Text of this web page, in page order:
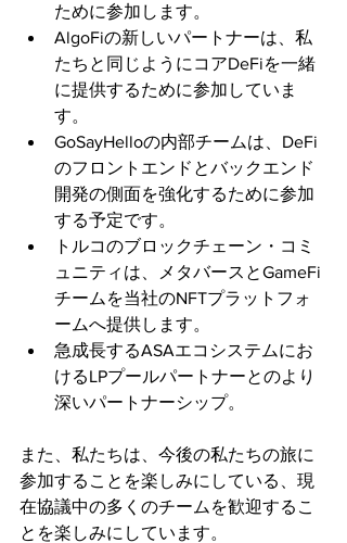
ために参加します。
AlgoFiの新しいパートナーは、私
たちと同じようにコアDeFiを一緒
に提供するために参加していま
す。
GoSayHelloの内部チームは、DeFi
のフロントエンドとバックエンド
開発の側面を強化するために参加
する予定です。
トルコのブロックチェーン・コミ
ュニティは、メタバースとGameFi
チームを当社のNFTプラットフォ
ームへ提供します。
急成長するASAエコシステムにお
けるLPプールパートナーとのより
深いパートナーシップ。
また、私たちは、今後の私たちの旅に
参加することを楽しみにしている、現
在協議中の多くのチームを歓迎するこ
とを楽しみにしています。